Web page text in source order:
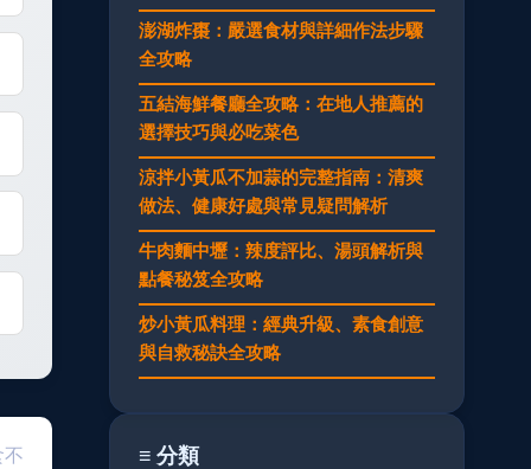
澎湖炸棗：嚴選食材與詳細作法步驟
全攻略
五結海鮮餐廳全攻略：在地人推薦的
選擇技巧與必吃菜色
涼拌小黃瓜不加蒜的完整指南：清爽
做法、健康好處與常見疑問解析
牛肉麵中壢：辣度評比、湯頭解析與
點餐秘笈全攻略
炒小黃瓜料理：經典升級、素食創意
與自救秘訣全攻略
≡ 分類